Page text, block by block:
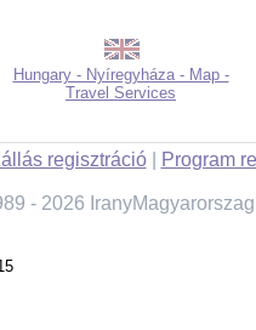
Hungary - Nyíregyháza - Map -
Travel Services
regisztráció| Program
- 2026